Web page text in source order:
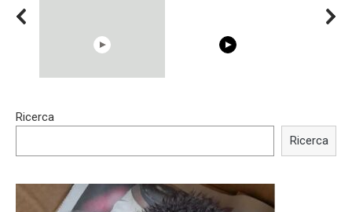
Trying BOLLYWOOD
Shocking illusion - Pretty
Ricerca
Ricerca